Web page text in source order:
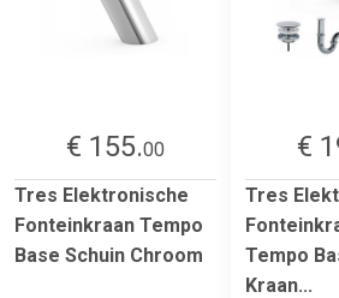
€ 155.00
Tres Elektronische
Fonteinkraan Tempo
Base Schuin Chroom
€
Tres
Tempo
Kraan...